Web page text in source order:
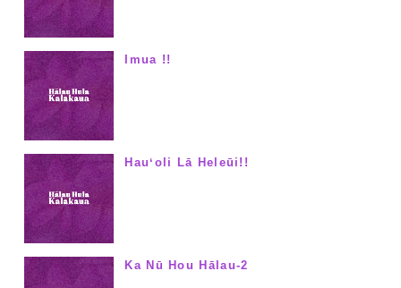
Imua !!
Hauʻoli Lā Heleūi!!
Ka Nū Hou Hālau-2